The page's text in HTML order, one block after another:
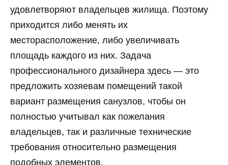
удовлетворяют владельцев жилища. Поэтому
приходится либо менять их
месторасположение, либо увеличивать
площадь каждого из них. Задача
профессионального дизайнера здесь — это
предложить хозяевам помещений такой
вариант размещения санузлов, чтобы он
полностью учитывал как пожелания
владельцев, так и различные технические
требования относительно размещения
подобных элементов.